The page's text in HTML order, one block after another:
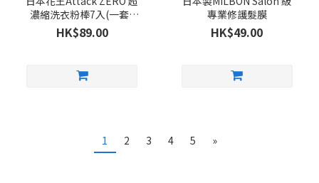
濃縮洗衣粉棒7入(一套5
包)
HK$89.00
專業修護髮膜
HK$49.00
1 2 3 4 5 »